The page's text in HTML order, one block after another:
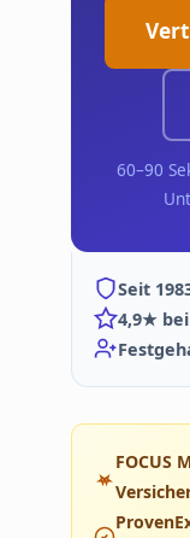
60–90
Seit
4,9★
FOCUS